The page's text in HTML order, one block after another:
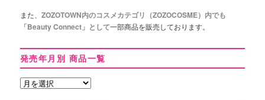
また、ZOZOTOWN内のコスメカテゴリ（ZOZOCOSME）内でも
「Beauty Connect」として一部商品を販売しております。
発売年月別 商品一覧
発